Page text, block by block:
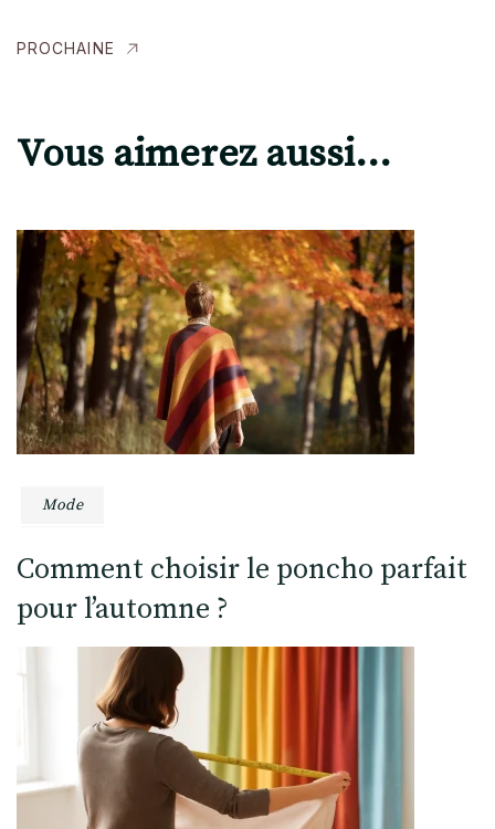
PROCHAINE
Vous aimerez aussi...
Mode
Comment choisir le poncho parfait
pour l’automne ?